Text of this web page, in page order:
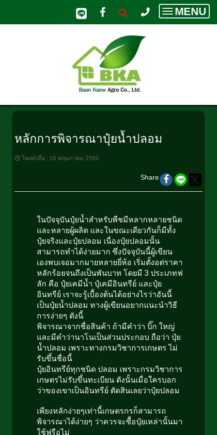
Toggle
MENU
หลักการพิจารณาปุ๋ยน้ำปลอม
โพสต์เมื่อ : 16 พฤษภาคม 2560
Share
ในปัจจุบันปุ๋ยน้ำสำหรับพืชมีหลากหลายชนิด
และหลายผู้ผลิต และในขณะเดียวกันก็มีทั้ง
ปุ๋ยจริงและปุ๋ยปลอม เนื่องปุ๋ยปลอมนั้น
สามารถทำได้ง่ายมาก ซึ่งปัจจุบันนี้ผู้เขียน
เองพบเจอมากมายหลายยี่ห้อ เริ่มตั้งอต่ราคา
หลักร้อยจนถึงเป็นพันบาท โดยมี 3 ประเภทฟ
ลัก คือ ปุ๋ยเคมีน้ำ ปุ๋เคมีอินทรีย์ และปุ๋ย
อินทรีย์ เราจะรู้เบื้องต้นได้อย่างไรว่าอันนี้
เป็นปุ๋ยน้ำปลอม ทางผู้เขียนอยากแนะนำวิธี
การง่ายๆ ดังนี้
พิจารณาจากชื่อสินค้า ถ้ามีคำว่า บิ๊ก ใหญ่
และมีคำว่านาโนเป็นส่วนประกอบ ถือว่า ปุ๋ย
น้ำปลอม เพราะทางกรมวิชาการเกษตร ไม่
รับขึ้นชื่อนี้
ปุ๋ยอินทรีย์ทุกชนิด ปลอม เพราะกรมวิชาการ
เกษตรไม่รับขึ้นทะเบียน ดังนั้นเมื่อใครบอก
ว่าของเขาเป็นอินทรีย์ ตัดสินเลยว่าปุ๋ยปลอม
เพียงหลักง่ายๆเท่านี้เกษตรกรก็สามารถ
พิจารณาได้ง่ายๆ ว่าควรจะซื้อปุ๋ยเหล่านั้นมา
ใช้ฟรือไม่